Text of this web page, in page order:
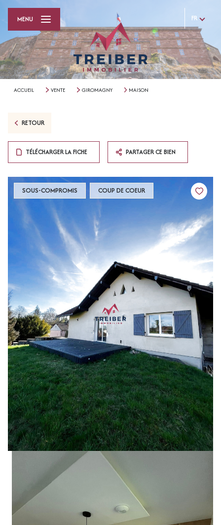
FR
MENU
ACCUEIL VENTE GIROMAGNY MAISON
RETOUR
TÉLÉCHARGER LA FICHE PARTAGER CE BIEN
SOUS-COMPROMIS COUP DE COEUR